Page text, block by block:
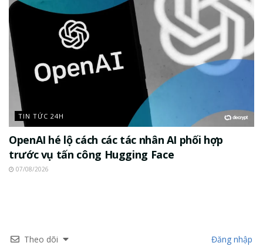
TIN TỨC 24H
OpenAI hé lộ cách các tác nhân AI phối hợp
trước vụ tấn công Hugging Face
07/08/2026
Theo dõi Đăng nhập